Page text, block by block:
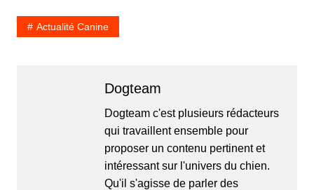
Actualité Canine
Dogteam
Dogteam c'est plusieurs rédacteurs
qui travaillent ensemble pour
proposer un contenu pertinent et
intéressant sur l'univers du chien.
Qu'il s'agisse de parler des